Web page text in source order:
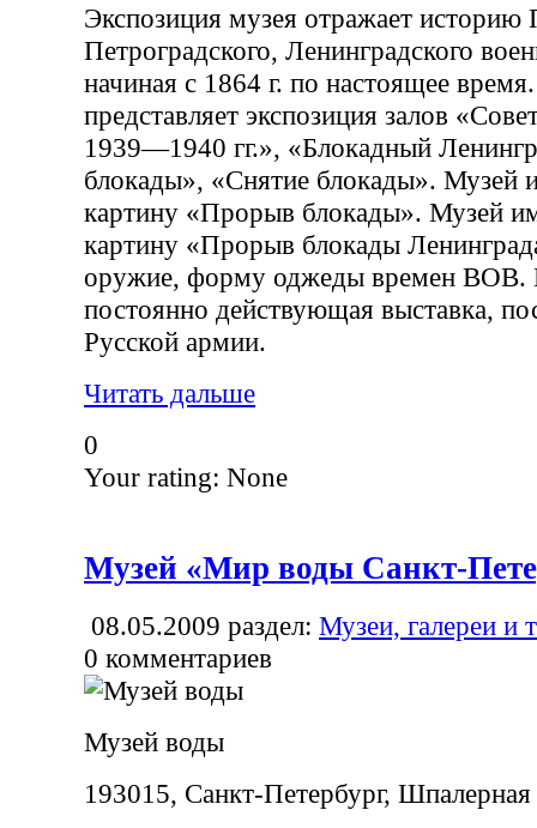
Экспозиция музея отражает историю
Петроградского, Ленинградского
начиная с 1864 г. по настоящее
представляет экспозиция залов
1939—1940 гг.», «Блокадный
блокады», «Снятие блокады». Музей
картину «Прорыв блокады». Музей
картину «Прорыв блокады
оружие, форму оджеды времен ВОВ.
постоянно действующая выставка,
Русской армии.
Читать дальше
0
Your rating: None
Музей «Мир воды Санкт-
08.05.2009 раздел: Музеи, галереи и
0 комментариев
Музей воды
193015, Санкт-Петербург,